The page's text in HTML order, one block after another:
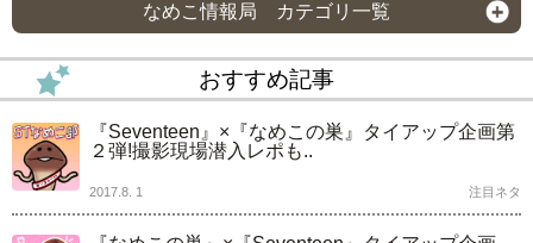
なめこ情報局 カテゴリ一覧
おすすめ記事
『Seventeen』×『なめこの巣』タイアップ企画第
２弾!撮影現場潜入レポも..
2017.8. 1 注目ネタ